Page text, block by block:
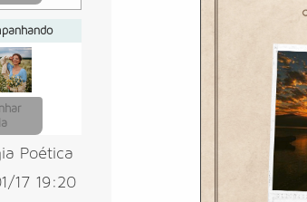
Poética
17 19:20